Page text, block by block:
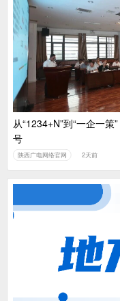
广电总局对互联网
中国广电：编制一
从“1234+N”到“一企一
号
陕西广电网络官网 2天前